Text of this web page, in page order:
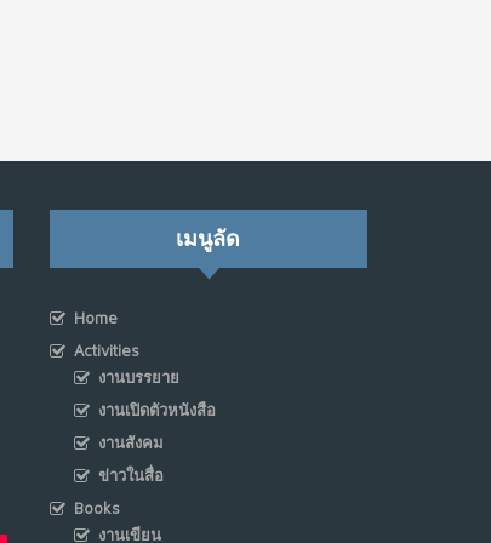
เมนูลัด
Home
Activities
งานบรรยาย
งานเปิดตัวหนังสือ
งานสังคม
ข่าวในสื่อ
Books
งานเขียน